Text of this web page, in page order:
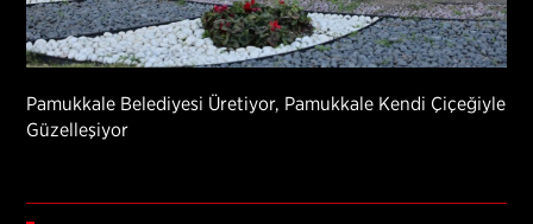
Pamukkale Belediyesi Üretiyor, Pamukkale Kendi Çiçeğiyle
Güzelleşiyor